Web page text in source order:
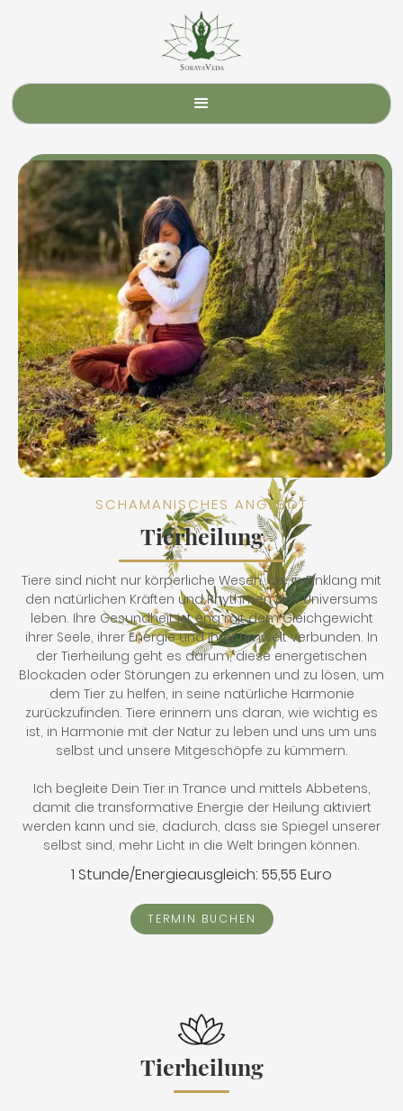
SCHAMANISCHES ANGEBOT
Tierheilung
Tiere sind nicht nur körperliche Wesen, die in Einklang mit
den natürlichen Kräften und Rhythmen des Universums
leben. Ihre Gesundheit ist eng mit dem Gleichgewicht
ihrer Seele, ihrer Energie und ihrer Umwelt verbunden. In
der Tierheilung geht es darum, diese energetischen
Blockaden oder Störungen zu erkennen und zu lösen, um
dem Tier zu helfen, in seine natürliche Harmonie
zurückzufinden. Tiere erinnern uns daran, wie wichtig es
ist, in Harmonie mit der Natur zu leben und uns um uns
selbst und unsere Mitgeschöpfe zu kümmern.
Ich begleite Dein Tier in Trance und mittels Abbetens,
damit die transformative Energie der Heilung aktiviert
werden kann und sie, dadurch, dass sie Spiegel unserer
selbst sind, mehr Licht in die Welt bringen können.
1 Stunde/Energieausgleich: 55,55 Euro
TERMIN BUCHEN
Tierheilung